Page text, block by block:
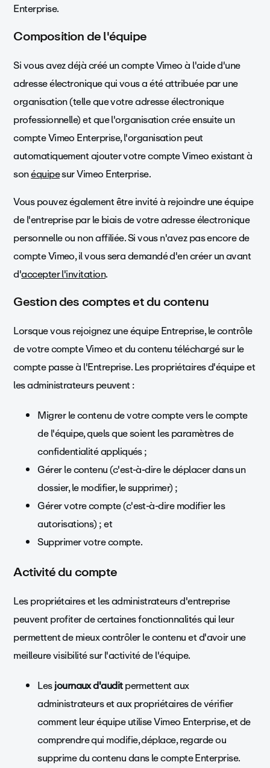
Enterprise.
Composition de l'équipe
Si vous avez déjà créé un compte Vimeo à l'aide d'une
adresse électronique qui vous a été attribuée par une
organisation (telle que votre adresse électronique
professionnelle) et que l'organisation crée ensuite un
compte Vimeo Enterprise, l'organisation peut
automatiquement ajouter votre compte Vimeo existant à
sonéquipesur Vimeo Enterprise.
Vous pouvez également être invité à rejoindre une équipe
de l'entreprise par le biais de votre adresse électronique
personnelle ou non affiliée. Si vous n'avez pas encore de
compte Vimeo, il vous sera demandé d'en créer un avant
d'accepter l'invitation.
Gestion des comptes et du contenu
Lorsque vous rejoignez une équipe Entreprise, le contrôle
de votre compte Vimeo et du contenu téléchargé sur le
compte passe à l'Entreprise. Les propriétaires d'équipe et
les administrateurs peuvent :
Migrer le contenu de votre compte vers le compte
de l'équipe, quels que soient les paramètres de
confidentialité appliqués ;
Gérer le contenu (c'est-à-dire le déplacer dans un
dossier, le modifier, le supprimer) ;
Gérer votre compte (c'est-à-dire modifier les
autorisations) ; et
Supprimer votre compte.
Activité du compte
Les propriétaires et les administrateurs d'entreprise
peuvent profiter de certaines fonctionnalités qui leur
permettent de mieux contrôler le contenu et d'avoir une
meilleure visibilité sur l'activité de l'équipe.
Lesjournaux d'auditpermettent aux
administrateurs et aux propriétaires de vérifier
comment leur équipe utilise Vimeo Enterprise, et de
comprendre qui modifie, déplace, regarde ou
supprime du contenu dans le compte Enterprise.